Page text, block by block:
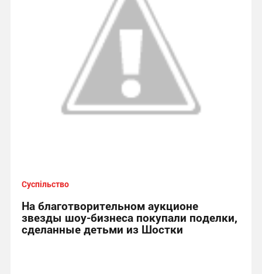
Суспільство
На благотворительном аукционе
звезды шоу-бизнеса покупали поделки,
сделанные детьми из Шостки